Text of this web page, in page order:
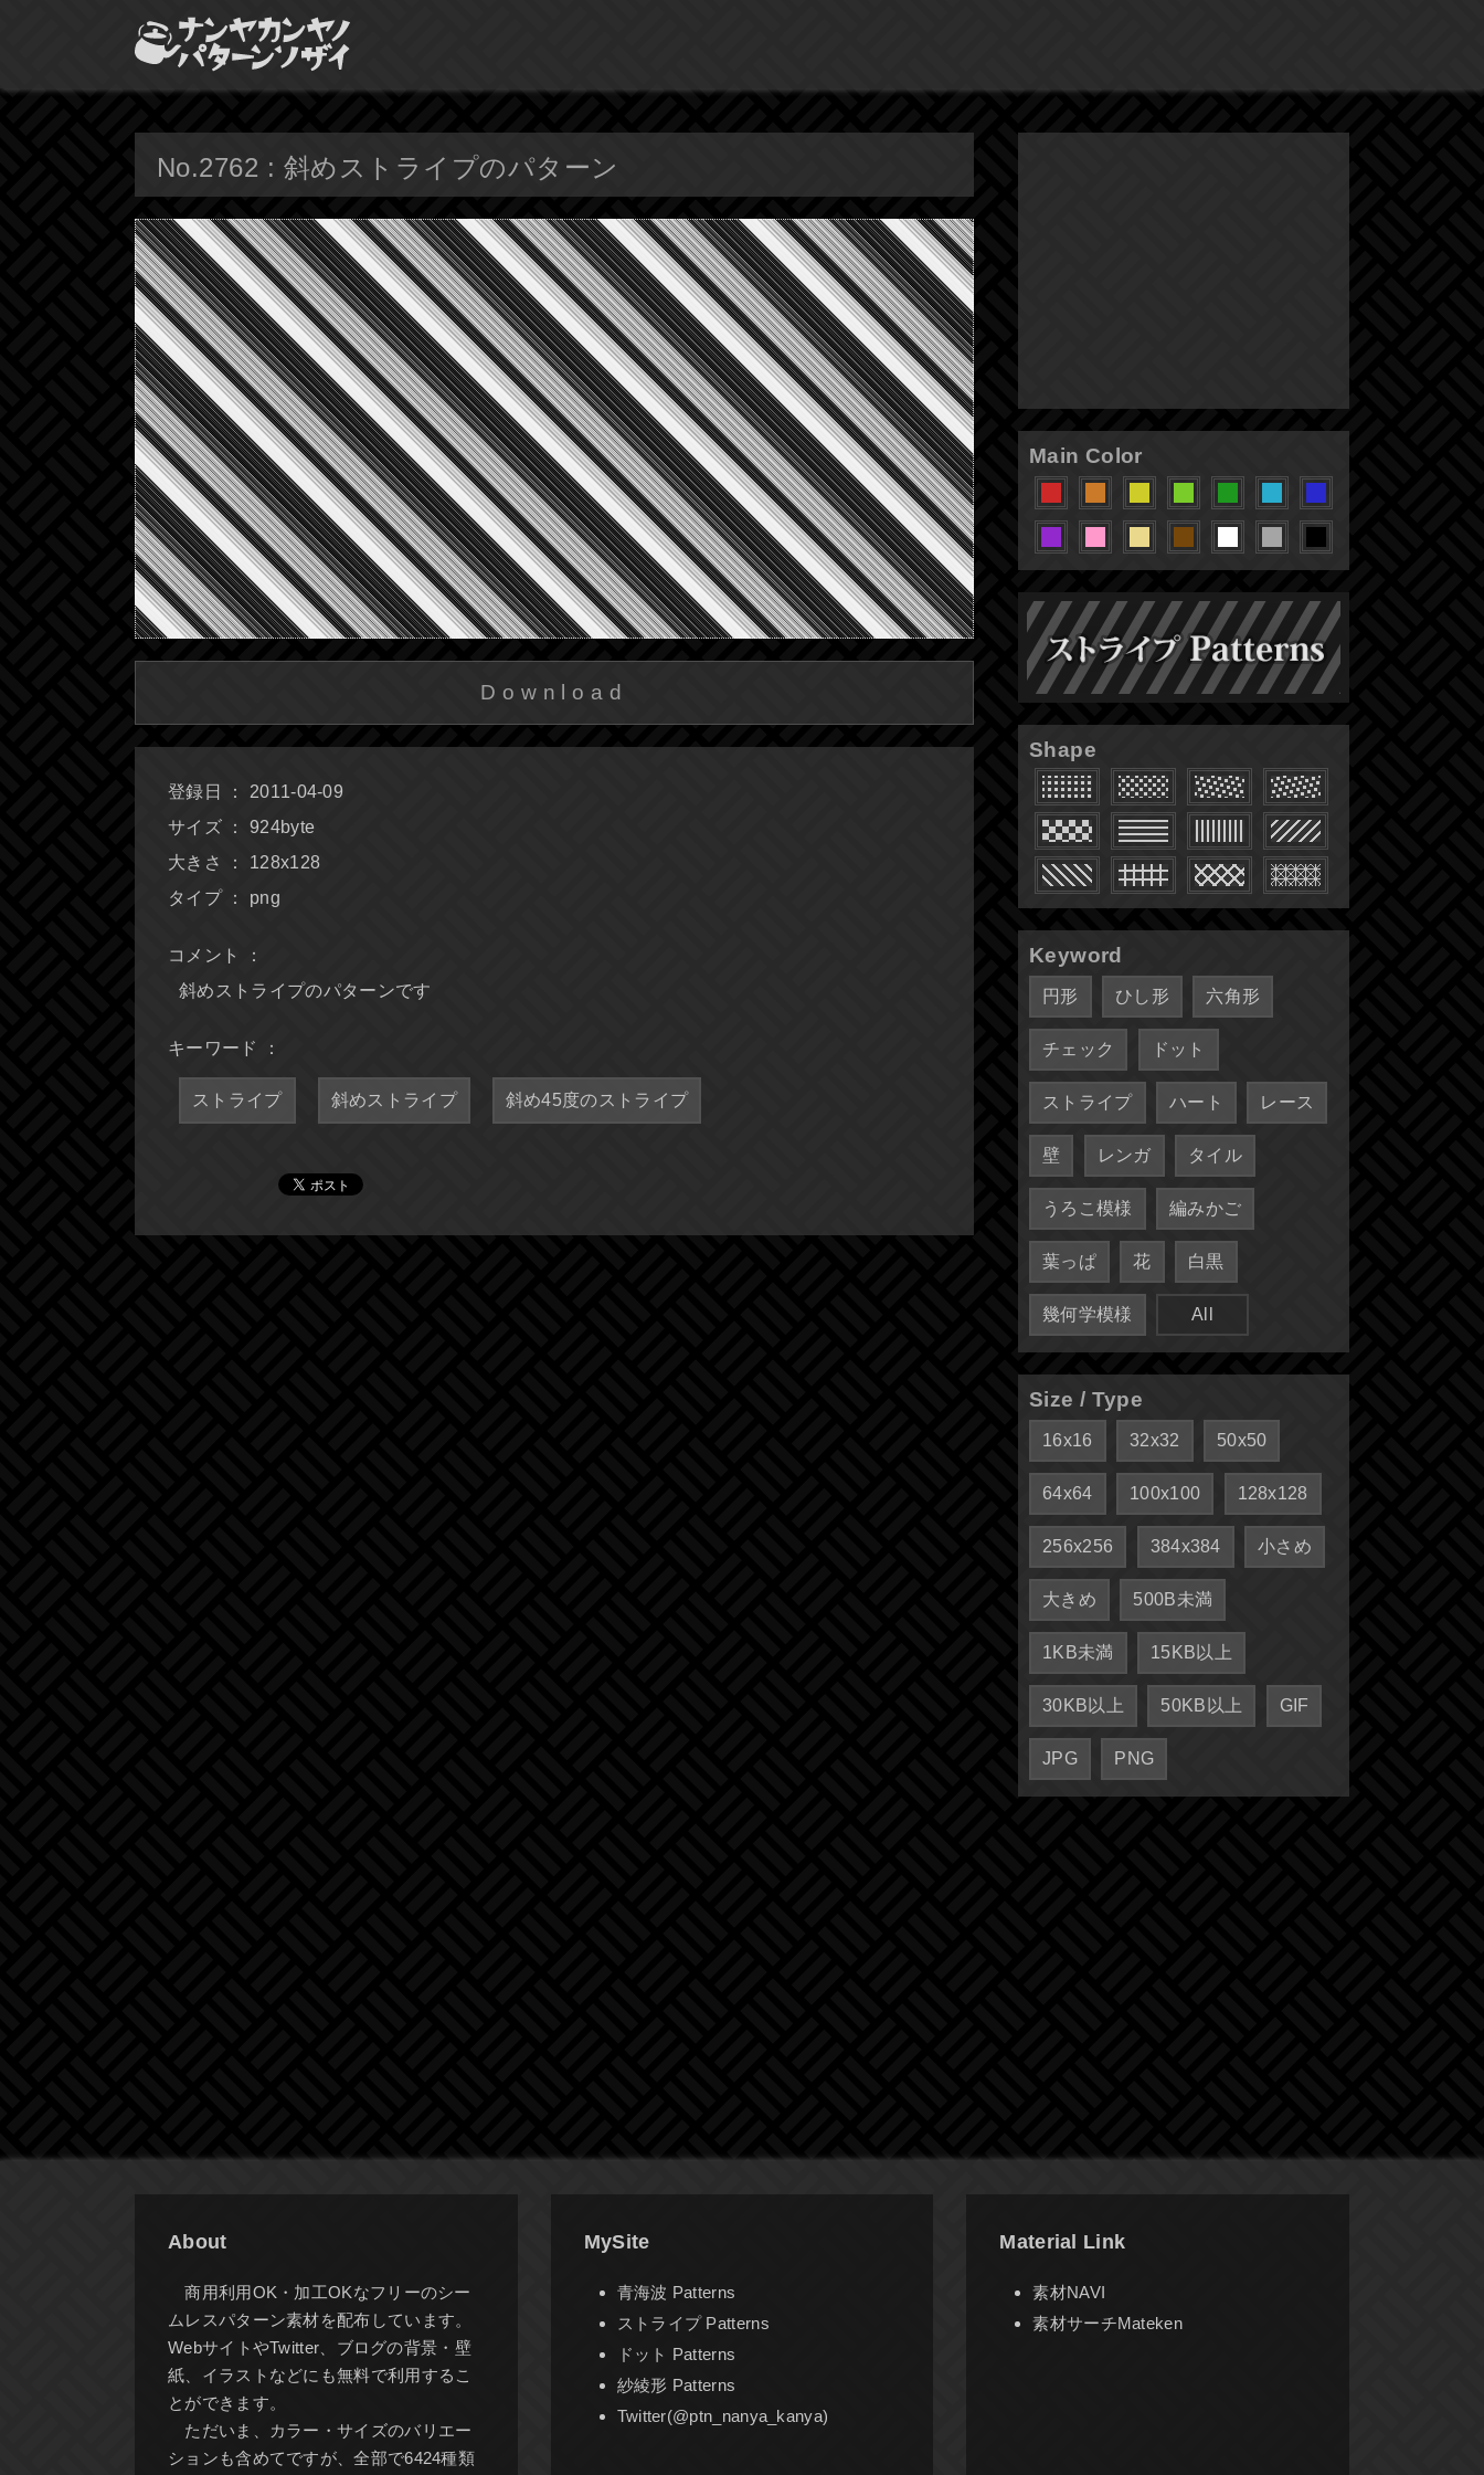
No.2762 : 斜めストライプのパターン
Download
登録日 ： 2011-04-09
サイズ ： 924byte
大きさ ： 128x128
タイプ ： png
コメント ：
斜めストライプのパターンです
キーワード ：
ストライプ 斜めストライプ 斜め45度のストライプ
Main Color
Shape
Keyword
円形 ひし形 六角形
チェック ドット
ストライプ ハート レース
壁 レンガ タイル
うろこ模様 編みかご
葉っぱ 花 白黒
幾何学模様 All
Size / Type
16x16 32x32 50x50
64x64 100x100 128x128
256x256 384x384 小さめ
大きめ 500B未満
1KB未満 15KB以上
30KB以上 50KB以上 GIF
JPG PNG
About
商用利用OK・加工OKなフリーのシー
ムレスパターン素材を配布しています。
WebサイトやTwitter、ブログの背景・壁
紙、イラストなどにも無料で利用するこ
とができます。
ただいま、カラー・サイズのバリエー
ションも含めてですが、全部で6424種類
MySite
青海波 Patterns
ストライプ Patterns
ドット Patterns
紗綾形 Patterns
Twitter(@ptn_nanya_kanya)
Material Link
素材NAVI
素材サーチMateken